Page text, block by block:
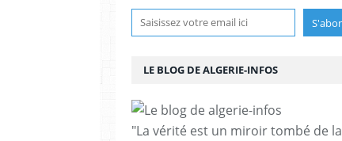
LE BLOG DE ALGERIE-INFOS
"La vérité est un miroir tombé de la